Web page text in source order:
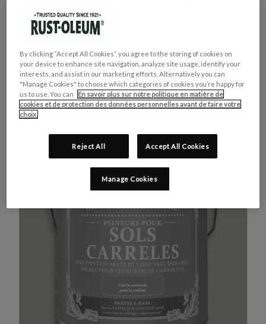
MEUBLES DE CUISINE
VERT KAKI
By clicking “Accept All Cookies”, you agree to the storing of cookies on
your device to enhance site navigation, analyze site usage, identify your
interests, and assist in our marketing efforts. Alternatively you can
"Manage Cookies" to choose which categories of cookies you’re happy for
us to use. You can
En savoir plus sur notre politique en matière de
cookies et de protection des données personnelles avant de faire votre
choix.
Reject All Accept All Cookies
Manage Cookies